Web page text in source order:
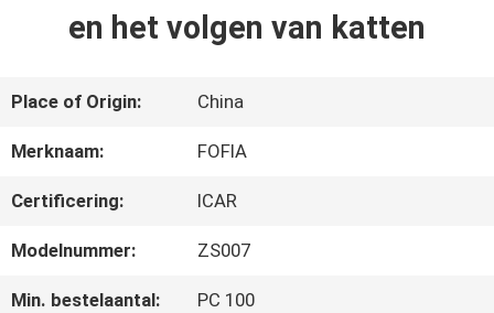
VIDEOS
FABRIEKSREIS
en het volgen van katten
Place of Origin: China
Merknaam: FOFIA
Certificering: ICAR
Modelnummer: ZS007
Min. bestelaantal: PC 100